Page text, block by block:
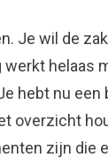
Je wil de
hebt nu een
overzicht
zijn die